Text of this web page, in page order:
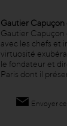
Gautier Capuçon
Gautier Capuçon
avec les chefs et
virtuosité
le fondateur et
Paris dont il
Envoyer